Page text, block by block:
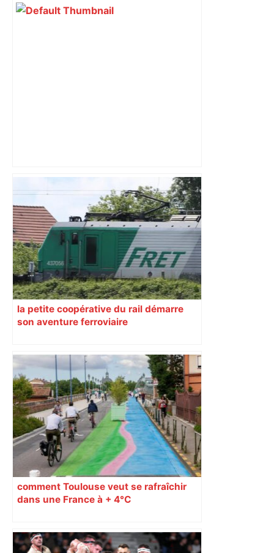
Lyon – Stade Toulousain : comment
Toulouse a frappé fort à Lyon pour
conclure une semaine agitée –
ladepeche.fr
la petite coopérative du rail démarre
son aventure ferroviaire
comment Toulouse veut se rafraîchir
dans une France à + 4°C